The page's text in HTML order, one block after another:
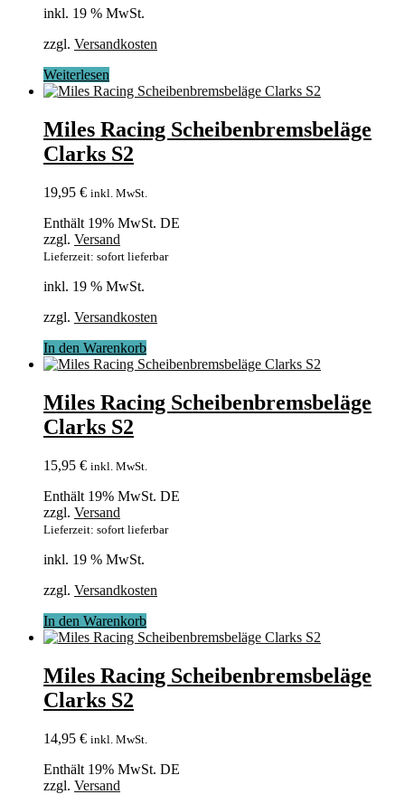
inkl. 19 % MwSt.
zzgl. Versandkosten
Weiterlesen
Miles Racing Scheibenbremsbeläge
Clarks S2
19,95 € inkl. MwSt.
Enthält 19% MwSt. DE
zzgl. Versand
Lieferzeit: sofort lieferbar
inkl. 19 % MwSt.
zzgl. Versandkosten
In den Warenkorb
Miles Racing Scheibenbremsbeläge
Clarks S2
15,95 € inkl. MwSt.
Enthält 19% MwSt. DE
zzgl. Versand
Lieferzeit: sofort lieferbar
inkl. 19 % MwSt.
zzgl. Versandkosten
In den Warenkorb
Miles Racing Scheibenbremsbeläge
Clarks S2
14,95 € inkl. MwSt.
Enthält 19% MwSt. DE
zzgl. Versand